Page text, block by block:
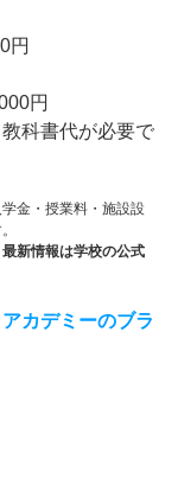
円
円
科書代が必要で
金・授業料・施設設
新情報は学校の公式
カデミーのブラ